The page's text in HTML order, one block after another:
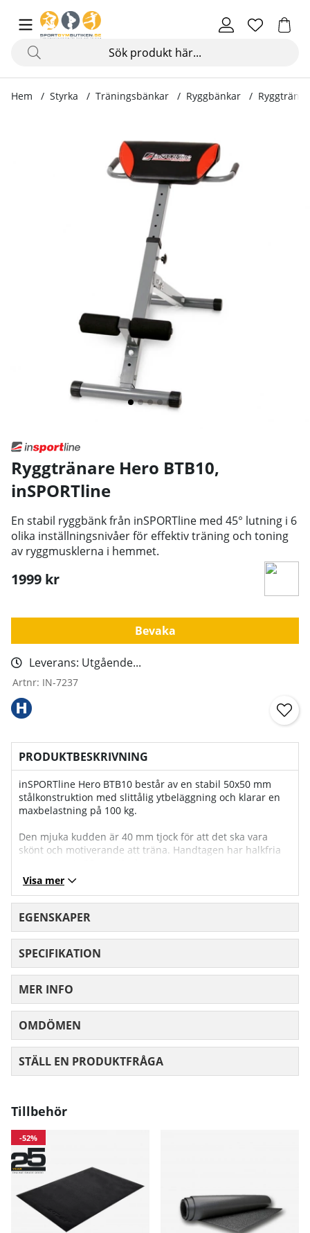
Hem Styrka Träningsbänkar Ryggbänkar
Ryggtränare Hero BTB10,
inSPORTline
En stabil ryggbänk från inSPORTline med 45° lutning i 6
olika inställningsnivåer för effektiv träning och toning
av ryggmusklerna i hemmet.
1999 kr
Bevaka
Leverans: Utgående...
Artnr: IN-7237
PRODUKTBESKRIVNING
inSPORTline Hero BTB10 består av en stabil 50x50 mm
stålkonstruktion med slittålig ytbeläggning och klarar en
maxbelastning på 100 kg.
Den mjuka kudden är 40 mm tjock för att det ska vara
skönt och motiverande att träna. Handtagen har halkfria
Träning med en ryggbänk ökar blodcirkulationen i
musklerna och kan både förebygga och lindra smärtor i
ryggen. Ett perfekt redskap för att forma och stärka
musklerna vid ryggen och närliggande områden.
Bruksanvisning / manual »
Visa mer
EGENSKAPER
SPECIFIKATION
MER INFO
OMDÖMEN
STÄLL EN PRODUKTFRÅGA
Tillbehör
-52%